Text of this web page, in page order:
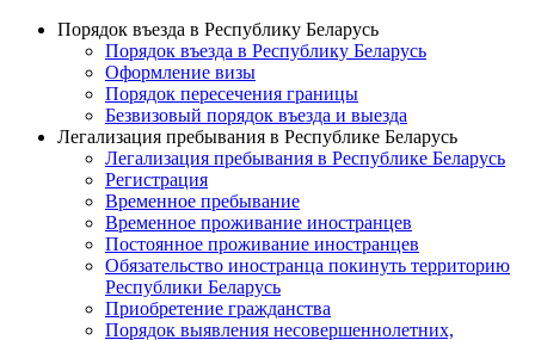
Порядок въезда в Республику Беларусь
Порядок въезда в Республику Беларусь
Оформление визы
Порядок пересечения границы
Безвизовый порядок въезда и выезда
Легализация пребывания в Республике Беларусь
Легализация пребывания в Республике Беларусь
Регистрация
Временное пребывание
Временное проживание иностранцев
Постоянное проживание иностранцев
Обязательство иностранца покинуть территорию
Республики Беларусь
Приобретение гражданства
Порядок выявления несовершеннолетних,